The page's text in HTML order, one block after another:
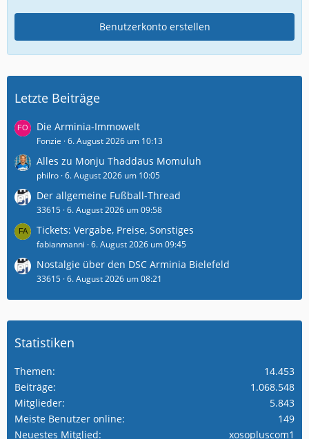
Benutzerkonto erstellen
Letzte Beiträge
Die Arminia-Immowelt
Fonzie 6. August 2026 um 10:13
Alles zu Monju Thaddäus Momuluh
philro 6. August 2026 um 10:05
Der allgemeine Fußball-Thread
33615 6. August 2026 um 09:58
Tickets: Vergabe, Preise, Sonstiges
fabianmanni 6. August 2026 um 09:45
Nostalgie über den DSC Arminia Bielefeld
33615 6. August 2026 um 08:21
Statistiken
Themen
14.453
Beiträge
1.068.548
Mitglieder
5.843
Meiste Benutzer online
149
Neuestes Mitglied
xosopluscom1